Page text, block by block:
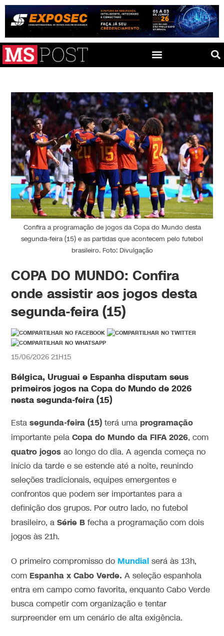
Confira a programação de jogos da Copa do Mundo desta
segunda-feira (15) e as partidas que acontecem pelo futebol
brasileiro. Foto: Divulgação
COPA DO MUNDO: Confira
onde assistir aos jogos desta
segunda-feira (15)
15/06/2026 21H15
Bélgica, Uruguai e Espanha disputam seus
primeiros jogos na Copa do Mundo de 2026
nesta segunda-feira (15)
Estasegunda-feira (15) terá umaprogramação
importante pela Copa do Mundo da FIFA 2026, com
quatro jogos ao longo do dia. A agenda começa no
início da tarde e se estende até a noite, reunindo
seleções tradicionais, equipes emergentes e
confrontos que podem ser importantes para a
definição dos grupos. Por outro lado, no futebol
brasileiro, a Série B fecha a programação com dois
jogos às 21h.
O primeiro compromisso do Mundial será às 13h,
com Espanha x Cabo Verde. A seleção espanhola
entra em campo como favorita, enquanto Cabo Verde
busca competir com organização e tentar
surpreender em um cenário de alta exigência.